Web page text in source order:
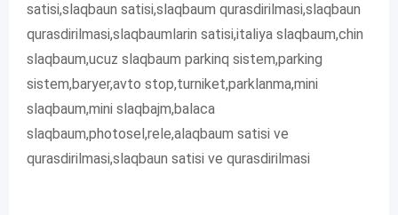
satisi,slaqbaun satisi,slaqbaum qurasdirilmasi,slaqbaun
qurasdirilmasi,slaqbaumlarin satisi,italiya slaqbaum,chin
slaqbaum,ucuz slaqbaum parkinq sistem,parking
sistem,baryer,avto stop,turniket,parklanma,mini
slaqbaum,mini slaqbajm,balaca
slaqbaum,photosel,rele,alaqbaum satisi ve
qurasdirilmasi,slaqbaun satisi ve qurasdirilmasi